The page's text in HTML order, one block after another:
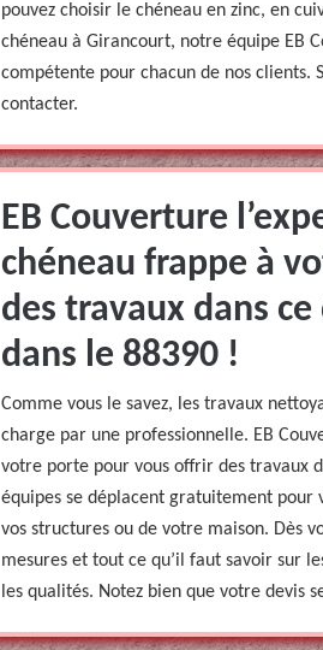
pouvez choisir le chéneau en zinc, en
chéneau à Girancourt, notre équipe EB
compétente pour chacun de nos clients.
contacter.
EB Couverture
chéneau frappe à
des travaux dans
dans le 88390 !
Comme vous le savez, les travaux
charge par une professionnelle. EB
votre porte pour vous offrir des travaux
équipes se déplacent gratuitement pour
vos structures ou de votre maison. Dès
mesures et tout ce qu’il faut savoir sur
les qualités. Notez bien que votre devis